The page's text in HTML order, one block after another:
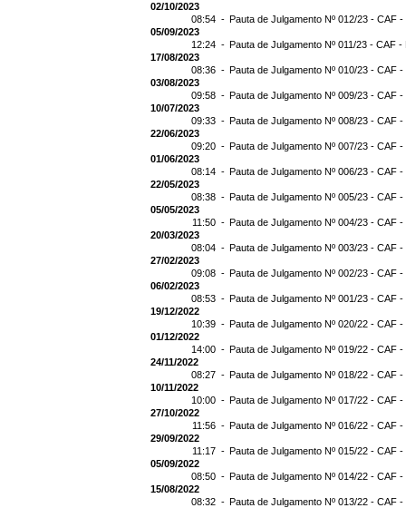
02/10/2023
08:54 - Pauta de Julgamento Nº 012/23 - CAF
05/09/2023
12:24 - Pauta de Julgamento Nº 011/23 - CAF -
17/08/2023
08:36 - Pauta de Julgamento Nº 010/23 - CAF
03/08/2023
09:58 - Pauta de Julgamento Nº 009/23 - CAF
10/07/2023
09:33 - Pauta de Julgamento Nº 008/23 - CAF
22/06/2023
09:20 - Pauta de Julgamento Nº 007/23 - CAF
01/06/2023
08:14 - Pauta de Julgamento Nº 006/23 - CAF
22/05/2023
08:38 - Pauta de Julgamento Nº 005/23 - CAF
05/05/2023
11:50 - Pauta de Julgamento Nº 004/23 - CAF -
20/03/2023
08:04 - Pauta de Julgamento Nº 003/23 - CAF
27/02/2023
09:08 - Pauta de Julgamento Nº 002/23 - CAF
06/02/2023
08:53 - Pauta de Julgamento Nº 001/23 - CAF
19/12/2022
10:39 - Pauta de Julgamento Nº 020/22 - CAF
01/12/2022
14:00 - Pauta de Julgamento Nº 019/22 - CAF
24/11/2022
08:27 - Pauta de Julgamento Nº 018/22 - CAF -
10/11/2022
10:00 - Pauta de Julgamento Nº 017/22 - CAF -
27/10/2022
11:56 - Pauta de Julgamento Nº 016/22 - CAF -
29/09/2022
11:17 - Pauta de Julgamento Nº 015/22 - CAF
05/09/2022
08:50 - Pauta de Julgamento Nº 014/22 - CAF
15/08/2022
08:32 - Pauta de Julgamento Nº 013/22 - CAF